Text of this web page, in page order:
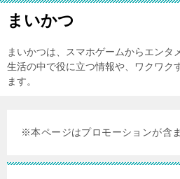
まいかつ
まいかつは、スマホゲームからエンタ
生活の中で役に立つ情報や、ワクワク
ます。
※本ページはプロモーションが含